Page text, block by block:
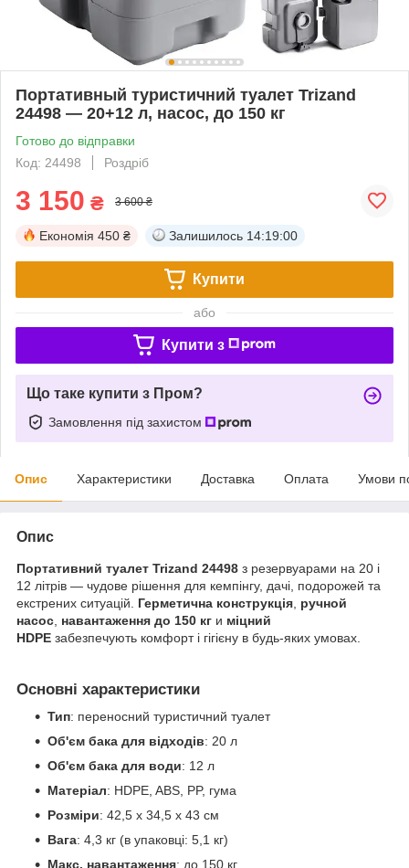
Портативный туристичний туалет Trizand
24498 — 20+12 л, насос, до 150 кг
Готово до відправки
Код: 24498
Роздріб
3 150 ₴ 3 600 ₴
Економія 450 ₴ Залишилось 14:18:59
Купити
або
Купити з
Що таке купити з Пром?
Замовлення під захистом
Опис Характеристики Доставка Оплата Умови
Опис
Портативний туалет Trizand 24498 з резервуарами на 20 і
12 літрів — чудове рішення для кемпінгу, дачі, подорожей та
екстрених ситуацій. Герметична конструкція ручной
насос навантаження до 150 кг и міцний
HDPE забезпечують комфорт і гігієну в будь-яких умовах.
Основні характеристики
Тип: переносний туристичний туалет
Об'єм бака для відходів: 20 л
Об'єм бака для води: 12 л
Матеріал: HDPE, ABS, PP, гума
Розміри: 42,5 x 34,5 x 43 см
Вага: 4,3 кг (в упаковці: 5,1 кг)
Макс. навантаження: до 150 кг